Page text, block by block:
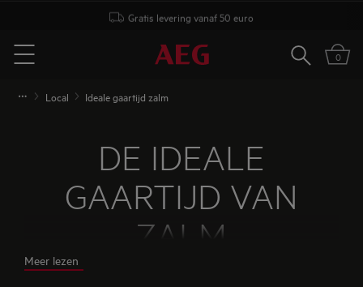
Gratis levering vanaf 50 euro
Menu
Zoeken0
Local Ideale gaartijd zalm
DE IDEALE
GAARTIJD VAN
ZALM
Zalm klaarmaken is een constante culinaire
Meer lezen